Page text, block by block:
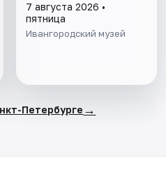
7 августа 2026 •
пятница
Ивангородский музей
Петербурге →